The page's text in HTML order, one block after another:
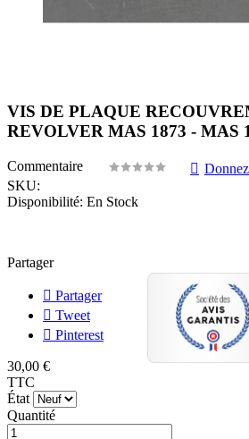
VIS DE PLAQUE
REVOLVER MAS 1873 - MAS
Commentaire
SKU:
Disponibilité: En Stock
Partager
Partager
Tweet
Pinterest
30,00 €
TTC
État
Quantité